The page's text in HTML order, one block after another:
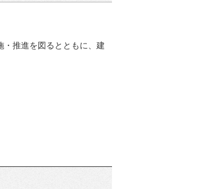
推進を図るとともに、建